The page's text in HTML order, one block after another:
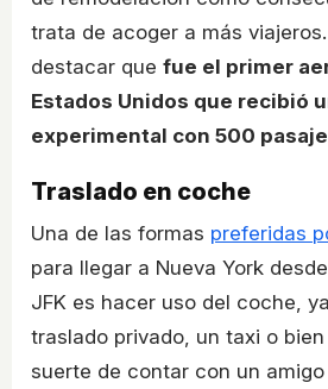
trata de acoger a más
destacar que fue el primer
Estados Unidos que recibió
experimental con 500
Traslado en coche
Una de las formas preferidas
para llegar a Nueva York
JFK es hacer uso del coche,
traslado privado, un taxi o
suerte de contar con un